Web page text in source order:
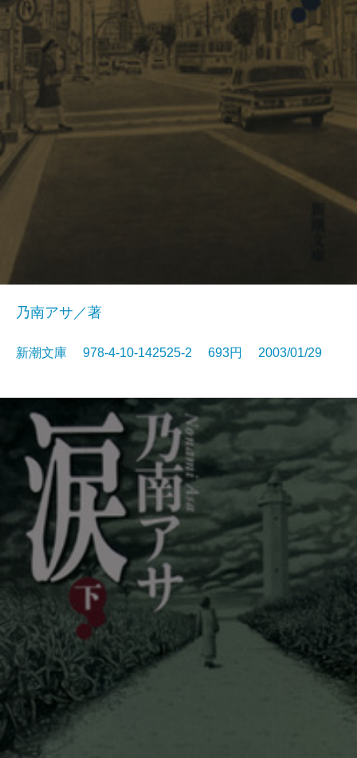
乃南アサ／著
新潮文庫 978-4-10-142525-2 693円 2003/01/29